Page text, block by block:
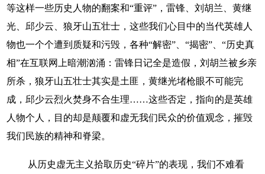
等这样一些历史人物的翻案和“重评”，雷锋、刘胡兰、黄继
光、邱少云、狼牙山五壮士，这些我们心目中的当代英雄人
物也一个个遭到质疑和污毁，各种“解密”、“揭密”、“历史真
相”在互联网上暗潮汹涌：雷锋日记全是造假，刘胡兰被乡亲
所杀，狼牙山五壮士其实是土匪，黄继光堵枪眼不可能完
成，邱少云烈火焚身不合生理……这些否定，指向的是英雄
人物个人，目的却是颠覆和虚无我们民众的价值观念，摧毁
我们民族的精神和脊梁。
从历史虚无主义拾取历史“碎片”的表现，我们不难看